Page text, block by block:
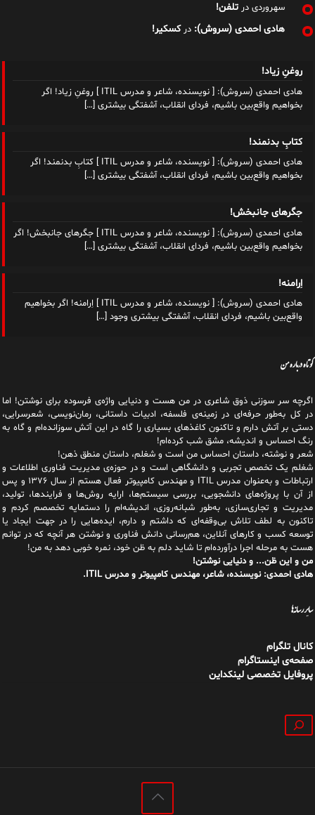
سهروردی در تلفن!
هادی احمدی (سروش): درکسکیر!
روغنِ زیاد!
هادی احمدی (سروش): [ نویسنده، شاعر و مدرس ITIL ] روغنِ زیاد! اگر
بخواهیم واقع‌بین باشیم، فردای انقلاب، آشفتگی بیشتری […]
کتابِ بدنمند!
هادی احمدی (سروش): [ نویسنده، شاعر و مدرس ITIL ] کتابِ بدنمند! اگر
بخواهیم واقع‌بین باشیم، فردای انقلاب، آشفتگی بیشتری […]
جگرهای جانبخش!
هادی احمدی (سروش): [ نویسنده، شاعر و مدرس ITIL ] جگرهای جانبخش! اگر
بخواهیم واقع‌بین باشیم، فردای انقلاب، آشفتگی بیشتری […]
اِرامنه!
هادی احمدی (سروش): [ نویسنده، شاعر و مدرس ITIL ] اِرامنه! اگر بخواهیم
واقع‌بین باشیم، فردای انقلاب، آشفتگی بیشتری وجود […]
کوتاه درباره من
اگرچه سر سوزنی ذوق شاعری در من هست و دنیایی واژه‌‌ی فرسوده برای نوشتن! اما
در کل به‌طور حرفه‌ای در زمینه‌ی فلسفه، ادبیات داستانی، رمان‌نویسی، شعرسرایی،
دستی بر آتش دارم و تاکنون کاغذهای بسیاری را گاه در این آتش سوزانده‌ام و گاه به
رنگ احساس و اندیشه، مشق شب کرده‌ام!
شعر و نوشته، داستان احساس من است و شغلم، داستان منطق ذهن!
شغلم یک تخصص تجربی و دانشگاهی است و در حوزه‌ی مدیریت فناوری اطلاعات و
ارتباطات و به‌عنوان مدرس ITIL و مهندس کامپیوتر فعال هستم از سال ۱۳۷۶ و پس
از آن با پروژه‌های دانشجویی، بررسی سیستم‌ها، ارایه روش‌ها و فرایندها، تولید،
مدیریت و تجاری‌سازی، به‌طور شبانه‌روزی، اندیشه‌ام را دستمایه تخصصم کردم و
تاکنون به لطف تلاش بی‌وقفه‌ای که داشتم و دارم، اید‌ه‌هایی را در جهت ایجاد یا
توسعه کسب و کارهای آنلاین، هم‌رسانی دانش فناوری و نوشتن هر آنچه که در توانم
هست به مرحله اجرا درآورده‌ام تا شاید دلم به ظن خود، نمره خوبی دهد به من!
من و این ظن... و دنیایی نوشتن!
هادی احمدی: نویسنده، شاعر، مهندس کامپیوتر و مدرس ITIL.
سایر رسانه‌ها
کانال تلگرام
صفحه‌ی اینستاگرام
پروفایل تخصصی لینکداین
جستجو